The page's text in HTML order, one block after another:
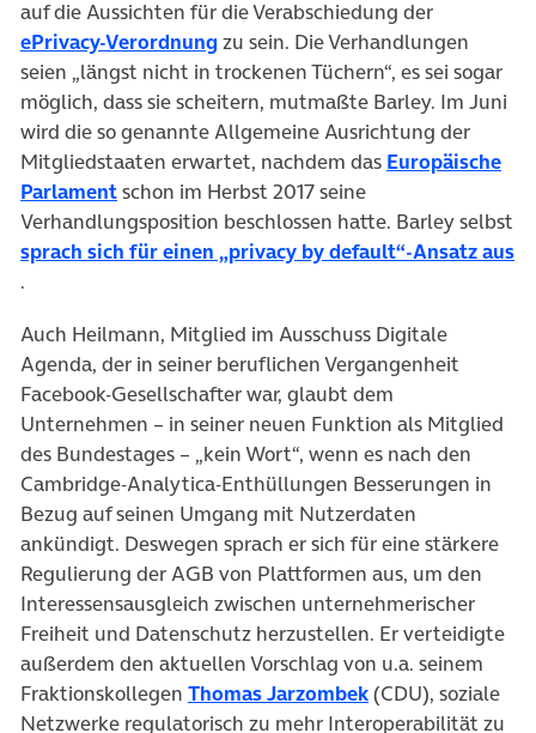
auf die Aussichten für die Verabschiedung der
ePrivacy-Verordnung(öffnet in neuem Tab)
zu sein. Die Verhandlungen
seien „längst nicht in trockenen Tüchern“, es sei sogar
möglich, dass sie scheitern, mutmaßte Barley. Im Juni
wird die so genannte Allgemeine Ausrichtung der
Mitgliedstaaten erwartet, nachdem das Europäische
Parlament(öffnet in neuem Tab)
schon im Herbst 2017 seine
Verhandlungsposition beschlossen hatte. Barley selbst
sprach sich für einen „privacy by default“-Ansatz aus
(öffnet in neuem Tab)
.
Auch Heilmann, Mitglied im Ausschuss Digitale
Agenda, der in seiner beruflichen Vergangenheit
Facebook-Gesellschafter war, glaubt dem
Unternehmen – in seiner neuen Funktion als Mitglied
des Bundestages – „kein Wort“, wenn es nach den
Cambridge-Analytica-Enthüllungen Besserungen in
Bezug auf seinen Umgang mit Nutzerdaten
ankündigt. Deswegen sprach er sich für eine stärkere
Regulierung der AGB von Plattformen aus, um den
Interessensausgleich zwischen unternehmerischer
Freiheit und Datenschutz herzustellen. Er verteidigte
außerdem den aktuellen Vorschlag von u.a. seinem
Fraktionskollegen Thomas Jarzombek(öffnet in neuem
(CDU), soziale
Netzwerke regulatorisch zu mehr Interoperabilität zu